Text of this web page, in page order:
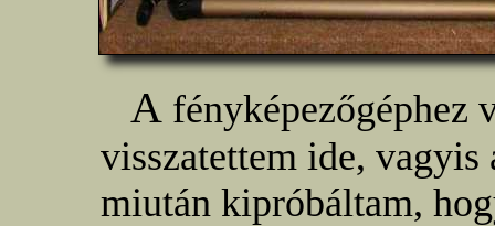
A fényképezőgéphez
visszatettem ide,
miután kipróbáltam,